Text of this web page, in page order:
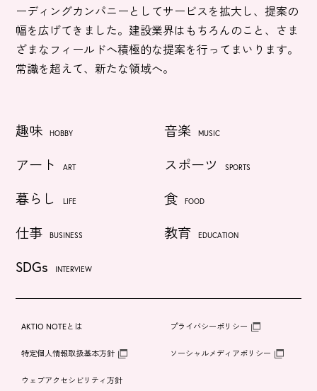
ーディングカンパニーとしてサービスを拡大し、提案の
幅を広げてきました。建設業界はもちろんのこと、さま
ざまなフィールドへ積極的な提案を行ってまいります。
常識を超えて、新たな領域へ。
趣味 HOBBY 音楽 MUSIC
アート ART スポーツ SPORTS
暮らし LIFE 食 FOOD
仕事 BUSINESS 教育 EDUCATION
SDGs INTERVIEW
AKTIO NOTEとは プライバシーポリシー
特定個人情報取扱基本方針 ソーシャルメディアポリシー
ウェブアクセシビリティ方針